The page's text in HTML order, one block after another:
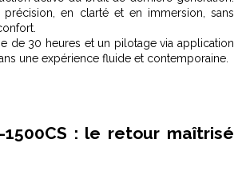
précision, en clarté et en immersion, sans
de 30 heures et un pilotage via application
une expérience fluide et contemporaine.
1500CS : le retour maîtrisé